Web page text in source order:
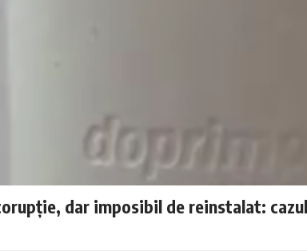
dar imposibil de reinstalat: cazul